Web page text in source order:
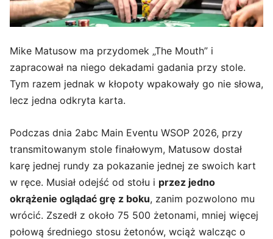
Mike Matusow ma przydomek „The Mouth” i
zapracował na niego dekadami gadania przy stole.
Tym razem jednak w kłopoty wpakowały go nie słowa,
lecz jedna odkryta karta.
Podczas dnia 2abc Main Eventu WSOP 2026, przy
transmitowanym stole finałowym, Matusow dostał
karę jednej rundy za pokazanie jednej ze swoich kart
w ręce. Musiał odejść od stołu i przez jedno
okrążenie oglądać grę z boku, zanim pozwolono mu
wrócić. Zszedł z około 75 500 żetonami, mniej więcej
połową średniego stosu żetonów, wciąż walcząc o